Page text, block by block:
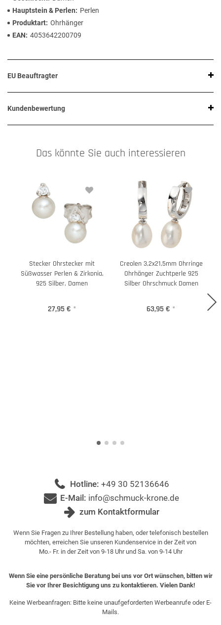
Hauptstein & Perlen
Perlen
Produktart Ohrhänger
EAN
4053642200709
EU Beauftragter
Kundenbewertung
Das könnte Sie auch interessieren
Stecker Ohrstecker mit
Süßwasser Perlen & Zirkonia,
925 Silber, Damen
27,95 € *
Creolen 3,2x21,5mm Ohrringe
Ohrhänger Zuchtperle 925
Silber Ohrschmuck Damen
63,95 € *
Hotline: +49 30 52136646
E-Mail: info@schmuck-krone.de
zum Kontaktformular
Wenn Sie Fragen zu Ihrer Bestellung haben, oder telefonisch bestellen
möchten, erreichen Sie unseren Kundenservice in der Zeit von
Mo.- Fr. in der Zeit von 9-18 Uhr und Sa. von 9-14 Uhr
Wenn Sie eine persönliche Beratung bei uns vor Ort wünschen, bitten wir
Sie vor Ihrer Besichtigung uns zu kontaktieren. Vielen Dank!
Keine Werbeanfragen: Bitte keine unaufgeforderten Werbeanrufe oder E-
Mails.